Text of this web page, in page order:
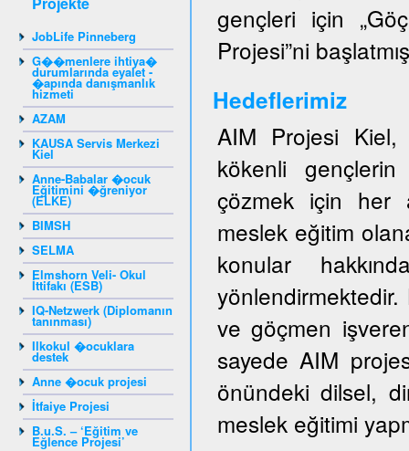
JobLife Pinneberg
G��menlere ihtiya�
durumlarında eyalet -
�apında danışmanlık
hizmeti
AZAM
KAUSA Servis Merkezi
Kiel
Anne-Babalar �ocuk
Eğitimini �ğreniyor
(ELKE)
BIMSH
SELMA
Elmshorn Veli- Okul
İttifakı (ESB)
IQ-Netzwerk (Diplomanın
tanınması)
Ilkokul �ocuklara
destek
Anne �ocuk projesi
İtfaiye Projesi
B.u.S. – ‘Eğitim ve
Eğlence Projesi’
gençleri için
Projesi”ni
Hedeflerimiz
AIM Projesi Kiel,
kökenli gençlerin
çözmek için her
meslek eğitim
konular
ve göçmen
sayede AIM
önündeki dilsel,
meslek eğitimi